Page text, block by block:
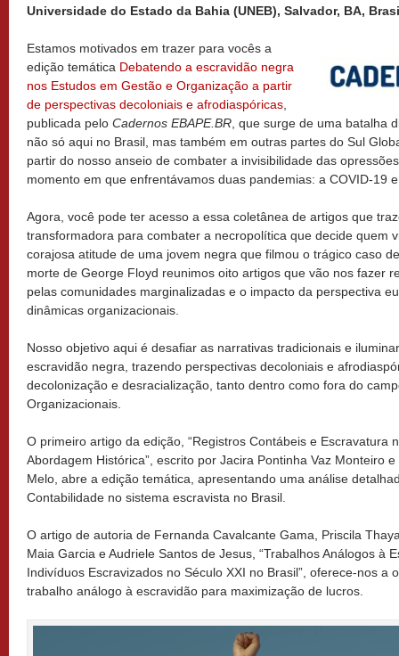
Universidade do Estado da Bahia (UNEB), Salvador, BA,
Estamos motivados em trazer para vocês a
edição temática Debatendo a escravidão negra
nos Estudos em Gestão e Organização a partir
de perspectivas decoloniais e afrodiaspóricas
publicada pelo Cadernos EBAPE.BR , que surge de uma batalha
não só aqui no Brasil, mas também em outras partes do Sul
partir do nosso anseio de combater a invisibilidade das
momento em que enfrentávamos duas pandemias: a COVID-19
Agora, você pode ter acesso a essa coletânea de artigos que
transformadora para combater a necropolítica que decide quem
corajosa atitude de uma jovem negra que filmou o trágico caso
morte de George Floyd reunimos oito artigos que vão nos fazer
pelas comunidades marginalizadas e o impacto da perspectiva
dinâmicas organizacionais.
Nosso objetivo aqui é desafiar as narrativas tradicionais e
escravidão negra, trazendo perspectivas decoloniais e
decolonização e desracialização, tanto dentro como fora do
Organizacionais.
O primeiro artigo da edição, “Registros Contábeis e Escravatura
Abordagem Histórica”, escrito por Jacira Pontinha Vaz Monteiro
Melo, abre a edição temática, apresentando uma análise
Contabilidade no sistema escravista no Brasil.
O artigo de autoria de Fernanda Cavalcante Gama, Priscila
Maia Garcia e Audriele Santos de Jesus, “Trabalhos Análogos à
Indivíduos Escravizados no Século XXI no Brasil”, oferece-nos a
trabalho análogo à escravidão para maximização de lucros.